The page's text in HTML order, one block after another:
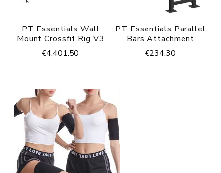
PT Essentials Wall
Mount Crossfit Rig V3
€4,401.50
PT Essentials Parallel
Bars Attachment
€234.30